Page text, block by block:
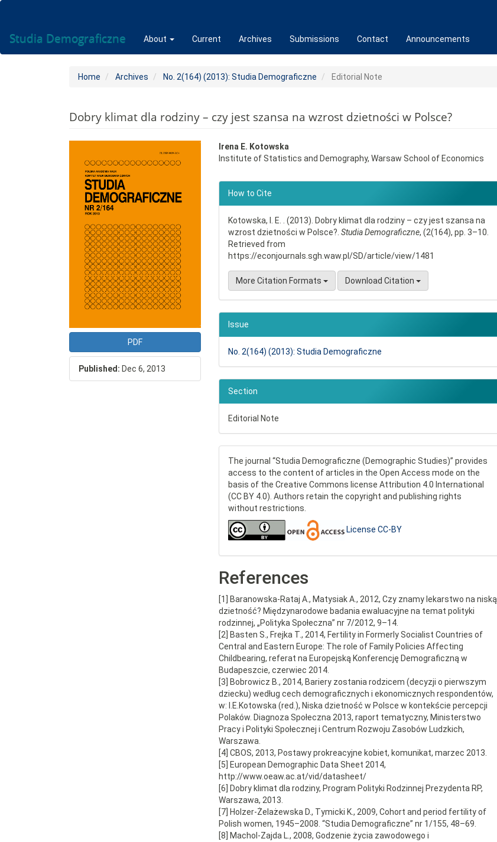
Content
Sidebar
Studia Demograficzne About Current Archives Submissions Contact Announcements
Home Archives No. 2(164) (2013): Studia Demograficzne Editorial Note
Dobry klimat dla rodziny – czy jest szansa na wzrost dzietności w Polsce?
Sidebar
PDF
Published: Dec 6, 2013
Main
Content
Irena E. Kotowska
Institute of Statistics and Demography, Warsaw School of Economics
Article
Details
How to Cite
Kotowska, I. E. . (2013). Dobry klimat dla rodziny – czy jest szansa na
wzrost dzietności w Polsce?.Studia Demograficzne, (2(164), pp. 3–10.
Retrieved from
https://econjournals.sgh.waw.pl/SD/article/view/1481
More Citation Formats Download Citation
Issue
No. 2(164) (2013): Studia Demograficzne
Section
Editorial Note
The journal “Studia Demograficzne (Demographic Studies)” provides
access to the content of articles in the Open Access mode on the
basis of the Creative Commons license Attribution 4.0 International
(CC BY 4.0). Authors retain the copyright and publishing rights
without restrictions.
License CC-BY
References
[1] Baranowska-Rataj A., Matysiak A., 2012, Czy znamy lekarstwo na niską
dzietność? Międzynarodowe badania ewaluacyjne na temat polityki
rodzinnej, „Polityka Społeczna” nr 7/2012, 9–14.
[2] Basten S., Frejka T., 2014, Fertility in Formerly Socialist Countries of
Central and Eastern Europe: The role of Family Policies Affecting
Childbearing, referat na Europejską Konferencję Demograficzną w
Budapeszcie, czerwiec 2014.
[3] Bobrowicz B., 2014, Bariery zostania rodzicem (decyzji o pierwszym
dziecku) według cech demograficznych i ekonomicznych respondentów,
w: I.E.Kotowska (red.), Niska dzietność w Polsce w kontekście percepcji
Polaków. Diagnoza Społeczna 2013, raport tematyczny, Ministerstwo
Pracy i Polityki Społecznej i Centrum Rozwoju Zasobów Ludzkich,
Warszawa.
[4] CBOS, 2013, Postawy prokreacyjne kobiet, komunikat, marzec 2013.
[5] European Demographic Data Sheet 2014,
http://www.oeaw.ac.at/vid/datasheet/
[6] Dobry klimat dla rodziny, Program Polityki Rodzinnej Prezydenta RP,
Warszawa, 2013.
[7] Holzer-Żelażewska D., Tymicki K., 2009, Cohort and period fertility of
Polish women, 1945–2008. “Studia Demograficzne” nr 1/155, 48–69.
[8] Machol-Zajda L., 2008, Godzenie życia zawodowego i